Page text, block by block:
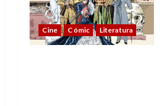
Cine Cómic Literatura